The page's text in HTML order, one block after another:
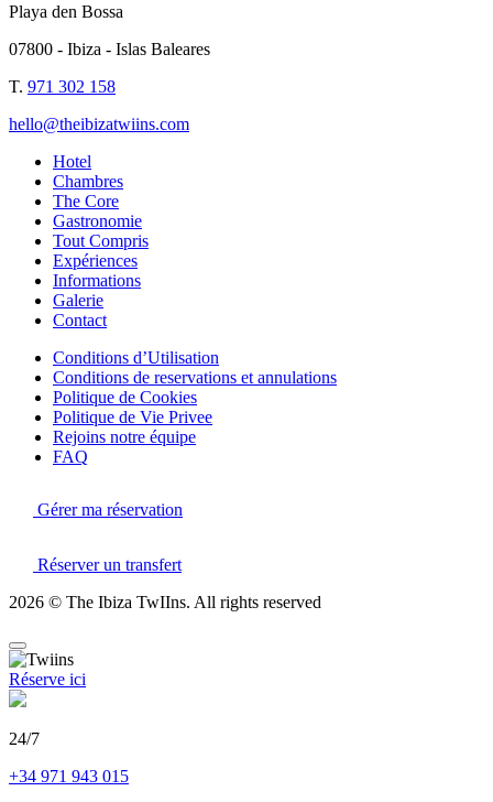
Playa den Bossa
07800 - Ibiza - Islas Baleares
T. 971 302 158
hello@theibizatwiins.com
Hotel
Chambres
The Core
Gastronomie
Tout Compris
Expériences
Informations
Galerie
Contact
Conditions d’Utilisation
Conditions de reservations et annulations
Politique de Cookies
Politique de Vie Privee
Rejoins notre équipe
FAQ
Gérer ma réservation
Réserver un transfert
2026 © The Ibiza TwIIns. All rights reserved
Réserve ici
24/7
+34 971 943 015